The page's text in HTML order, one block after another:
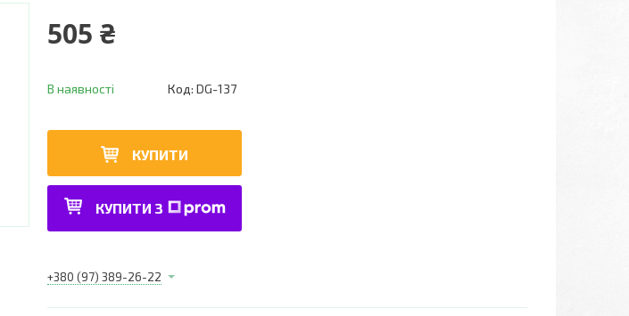
505 ₴
В наявності Код: DG-137
КУПИТИ
КУПИТИ З
+380 (97) 389-26-22